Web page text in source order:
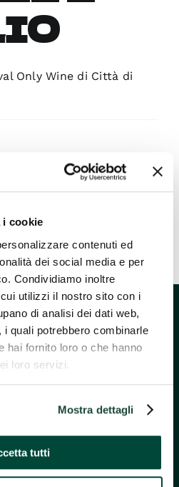
i cookie
contenuti ed
dei social media e per
Condividiamo inoltre
utilizzi il nostro sito con i
di analisi dei dati web,
quali potrebbero combinarle
hai fornito loro o che hanno
loro servizi.
Mostra dettagli
tutti
Only Wine di Città di